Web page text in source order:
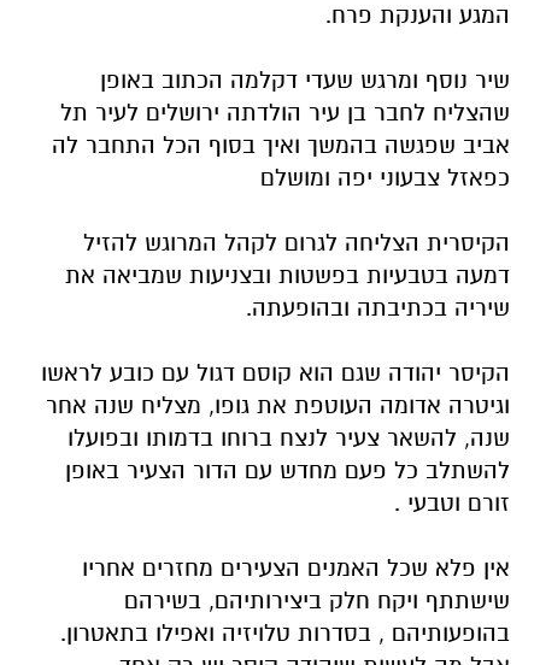
המגע והענקת פרח.
שיר נוסף ומרגש שעדי דקלמה הכתוב באופן
שהצליח לחבר בן עיר הולדתה ירושלים לעיר תל
אביב שפגשה בהמשך ואיך בסוף הכל התחבר לה
כפאזל צבעוני יפה ומושלם
הקיסרית הצליחה לגרום לקהל המרוגש להזיל
דמעה בטבעיות בפשטות ובצניעות שמביאה את
שיריה בכתיבתה ובהופעתה.
הקיסר יהודה שגם הוא קוסם דגול עם כובע לראשו
וגיטרה אדומה העוטפת את גופו, מצליח שנה אחר
שנה, להשאר צעיר לנצח ברוחו בדמותו ובפועלו
להשתלב כל פעם מחדש עם הדור הצעיר באופן
זורם וטבעי .
אין פלא שכל האמנים הצעירים מחזרים אחריו
שישתתף ויקח חלק ביצירותיהם, בשירהם
בהופעותיהם , בסדרות טלויזיה ואפילו בתאטרון.